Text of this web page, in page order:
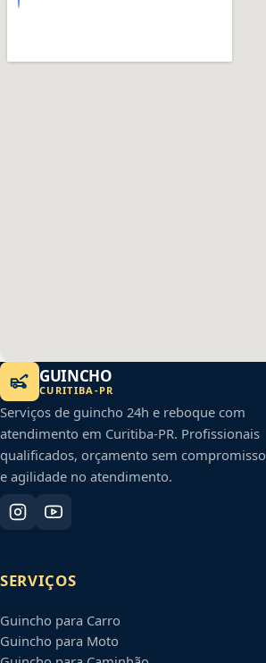
GUINCHO
CURITIBA -PR
Serviços de guincho 24h e reboque com
atendimento em Curitiba-PR. Profissionais
qualificados, orçamento sem compromisso
e agilidade no atendimento.
SERVIÇOS
Guincho para Carro
Guincho para Moto